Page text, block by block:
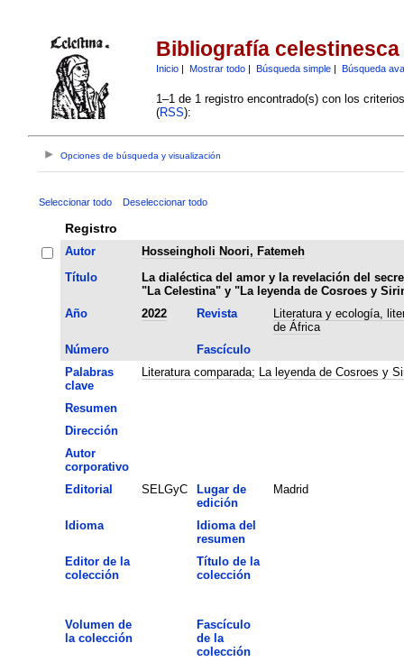
Bibliografía celestinesca
Inicio| Mostrar todo| Búsqueda simple| Búsqueda
1–1 de 1 registro encontrado(s) con los
(RSS):
Opciones de búsqueda y visualización
Seleccionar todo Deseleccionar todo
Registro
Autor
Hosseingholi Noori, Fatemeh
Título
La dialéctica del amor y la revelación del
"La Celestina" y "La leyenda de Cosroes y
Año
2022 Revista
Literatura y ecología,
de África
Número
Fascículo
Palabras
clave
Literatura comparada; La leyenda de Cosroes y
Resumen
Dirección
Autor
corporativo
Editorial
SELGyC
Lugar de
edición
Madrid
Idioma
Idioma del
resumen
Editor de la
colección
Título de la
colección
Volumen de
la colección
Fascículo
de la
colección